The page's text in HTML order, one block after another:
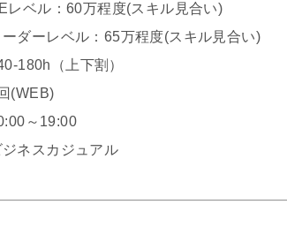
ベル：60万程度(スキル見合い)
レベル：65万程度(スキル見合い)
180h（上下割）
(WEB)
～19:00
ネスカジュアル